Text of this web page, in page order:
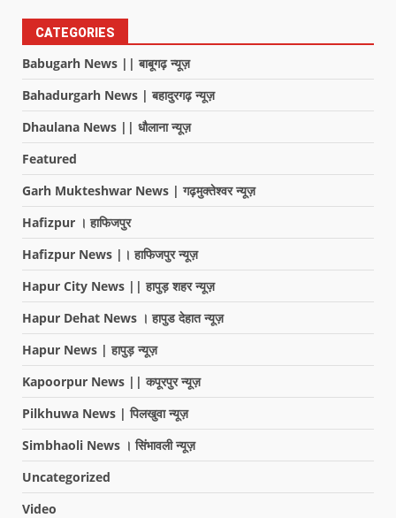
CATEGORIES
Babugarh News || बाबूगढ़ न्यूज़
Bahadurgarh News | बहादुरगढ़ न्यूज़
Dhaulana News || धौलाना न्यूज़
Featured
Garh Mukteshwar News | गढ़मुक्तेश्वर न्यूज़
Hafizpur । हाफिजपुर
Hafizpur News |। हाफिजपुर न्यूज़
Hapur City News || हापुड़ शहर न्यूज़
Hapur Dehat News । हापुड देहात न्यूज़
Hapur News | हापुड़ न्यूज़
Kapoorpur News || कपूरपुर न्यूज़
Pilkhuwa News | पिलखुवा न्यूज़
Simbhaoli News । सिंभावली न्यूज़
Uncategorized
Video